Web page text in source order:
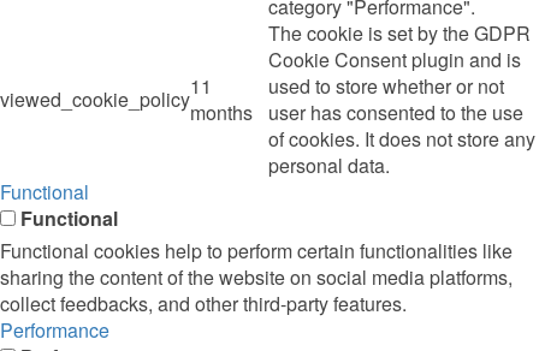
category "Performance".
viewed_cookie_policy11
months
The cookie is set by the GDPR
Cookie Consent plugin and is
used to store whether or not
user has consented to the use
of cookies. It does not store any
personal data.
Functional
Functional
Functional cookies help to perform certain functionalities like
sharing the content of the website on social media platforms,
collect feedbacks, and other third-party features.
Performance